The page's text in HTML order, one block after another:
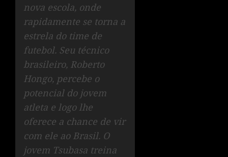
nova escola, onde
rapidamente se torna a
estrela do time de
futebol. Seu técnico
brasileiro, Roberto
Hongo, percebe o
potencial do jovem
atleta e logo lhe
oferece a chance de vir
com ele ao Brasil. O
jovem Tsubasa treina